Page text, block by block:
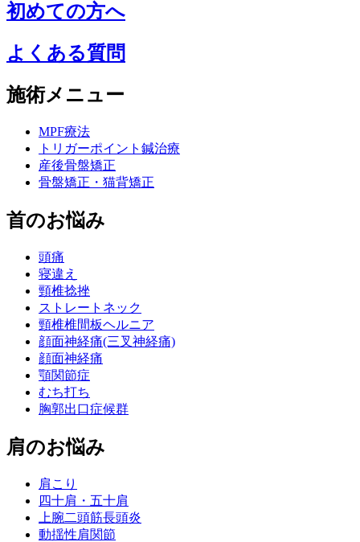
初めての方へ
よくある質問
施術メニュー
MPF療法
トリガーポイント鍼治療
産後骨盤矯正
骨盤矯正・猫背矯正
首のお悩み
頭痛
寝違え
頸椎捻挫
ストレートネック
頸椎椎間板ヘルニア
顔面神経痛(三叉神経痛)
顔面神経痛
顎関節症
むち打ち
胸郭出口症候群
肩のお悩み
肩こり
四十肩・五十肩
上腕二頭筋長頭炎
動揺性肩関節